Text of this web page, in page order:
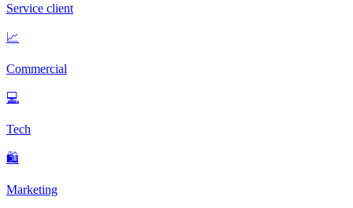
Service client
📈
Commercial
💻
Tech
🛍️
Marketing